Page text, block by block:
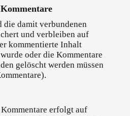
die damit verbundenen
und verbleiben auf
kommentierte Inhalt
oder die Kommentare
gelöscht werden müssen
erfolgt auf